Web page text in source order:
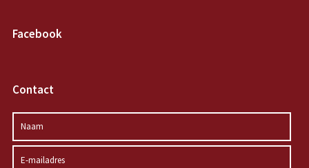
Facebook
Contact